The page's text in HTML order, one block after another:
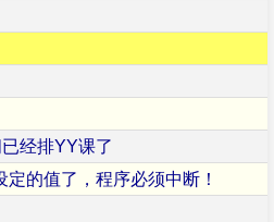
经排YY课了
定的值了，程序必须中断！